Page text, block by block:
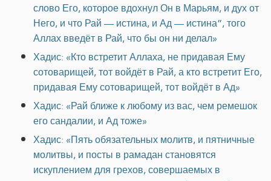
слово Его, которое вдохнул Он в Марьям, и дух от
Него, и что Рай — истина, и Ад — истина”, того
Аллах введёт в Рай, что бы он ни делал»
Хадис: «Кто встретит Аллаха, не придавая Ему
сотоварищей, тот войдёт в Рай, а кто встретит Его,
придавая Ему сотоварищей, тот войдёт в Ад»
Хадис: «Рай ближе к любому из вас, чем ремешок
его сандалии, и Ад тоже»
Хадис: «Пять обязательных молитв, и пятничные
молитвы, и посты в рамадан становятся
искуплением для грехов, совершаемых в